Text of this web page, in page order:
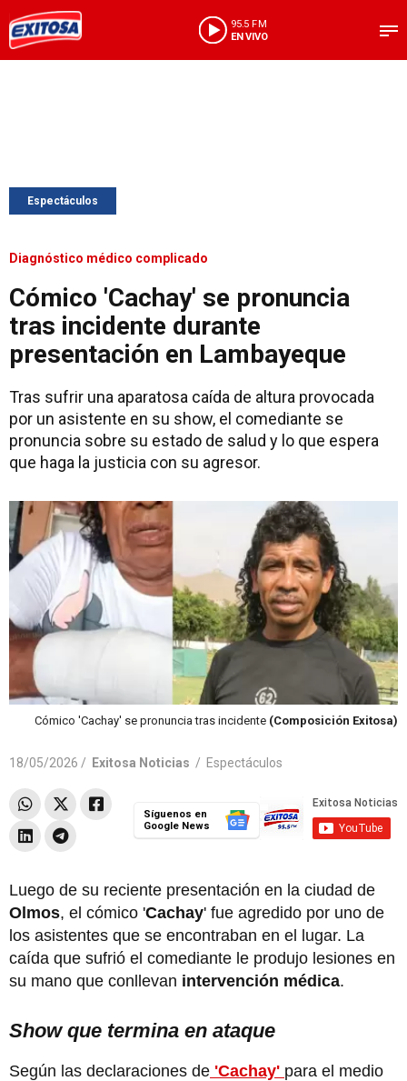
95.5 FM
EN VIVO
Espectáculos
Diagnóstico médico complicado
Cómico 'Cachay' se pronuncia
tras incidente durante
presentación en Lambayeque
Tras sufrir una aparatosa caída de altura provocada
por un asistente en su show, el comediante se
pronuncia sobre su estado de salud y lo que espera
que haga la justicia con su agresor.
Cómico 'Cachay' se pronuncia tras incidente (Composición Exitosa)
18/05/2026 / Exitosa Noticias / Espectáculos
Síguenos en
Google News
Luego de su reciente presentación en la ciudad de
Olmos, el cómico 'Cachay' fue agredido por uno de
los asistentes que se encontraban en el lugar. La
caída que sufrió el comediante le produjo lesiones en
su mano que conllevan intervención médica.
Show que termina en ataque
Según las declaraciones de 'Cachay' para el medio